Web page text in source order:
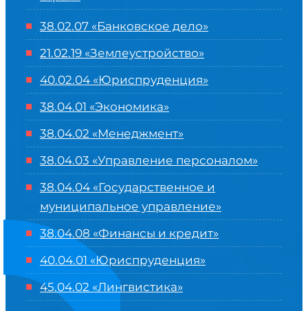
38.02.07 «Банковское дело»
21.02.19 «Землеустройство»
40.02.04 «Юриспруденция»
38.04.01 «Экономика»
38.04.02 «Менеджмент»
38.04.03 «Управление персоналом»
38.04.04 «Государственное и
муниципальное управление»
38.04.08 «Финансы и кредит»
40.04.01 «Юриспруденция»
45.04.02 «Лингвистика»